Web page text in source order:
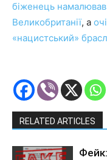
біженець намалював
Великобританії, а
«нацистський»
RELATED ARTICLES